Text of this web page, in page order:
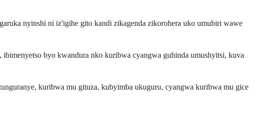
nyinshi ni iz'igihe gito kandi zikagenda zikorohera uko umubiri wawe
byo kwandura nko kuribwa cyangwa guhinda umushyitsi, kuva
kuribwa mu gituza, kubyimba ukuguru, cyangwa kuribwa mu gice